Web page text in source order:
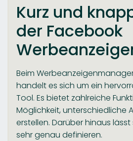
Kurz und
der Facebook
Beim
handelt es sich um ein
Tool. Es bietet zahlreiche
Möglichkeit, unterschiedliche
erstellen. Darüber hinaus lässt
sehr genau definieren.